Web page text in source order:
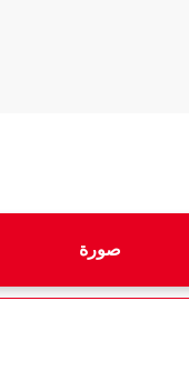
صورة